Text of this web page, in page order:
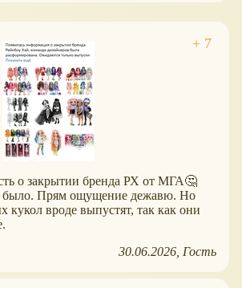
о закрытии бренда РХ от МГА🤔
было. Прям ощущение дежавю. Но
кукол вроде выпустят, так как они
30.06.2026 Гость